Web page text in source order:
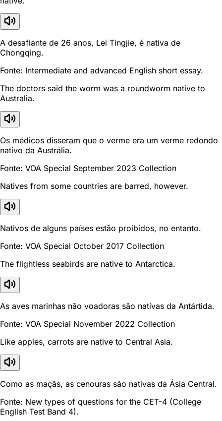
A desafiante de 26 anos, Lei Tingjie, é nativa de
Chongqing.
Fonte: Intermediate and advanced English short essay.
The doctors said the worm was a roundworm native to
Australia.
Os médicos disseram que o verme era um verme redondo
nativo da Austrália.
Fonte: VOA Special September 2023 Collection
Natives from some countries are barred, however.
Nativos de alguns países estão proibidos, no entanto.
Fonte: VOA Special October 2017 Collection
The flightless seabirds are native to Antarctica.
As aves marinhas não voadoras são nativas da Antártida.
Fonte: VOA Special November 2022 Collection
Like apples, carrots are native to Central Asia.
Como as maçãs, as cenouras são nativas da Ásia Central.
Fonte: New types of questions for the CET-4 (College
English Test Band 4).